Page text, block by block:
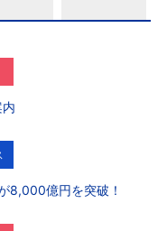
8,000億円を突破！